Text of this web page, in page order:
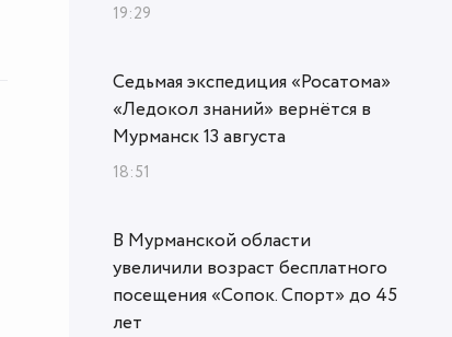
19:29
Седьмая экспедиция «Росатома»
«Ледокол знаний» вернётся в
Мурманск 13 августа
18:51
В Мурманской области
увеличили возраст бесплатного
посещения «Сопок. Спорт» до 45
лет